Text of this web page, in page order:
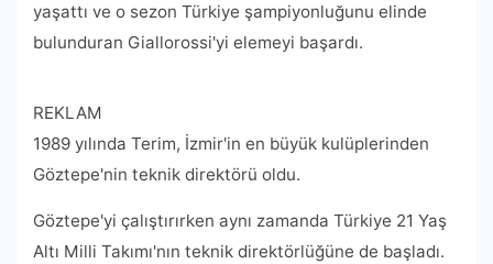
yaşattı ve o sezon Türkiye şampiyonluğunu elinde
bulunduran Giallorossi'yi elemeyi başardı.
REKLAM
1989 yılında Terim, İzmir'in en büyük kulüplerinden
Göztepe'nin teknik direktörü oldu.
Göztepe'yi çalıştırırken aynı zamanda Türkiye 21 Yaş
Altı Milli Takımı'nın teknik direktörlüğüne de başladı.